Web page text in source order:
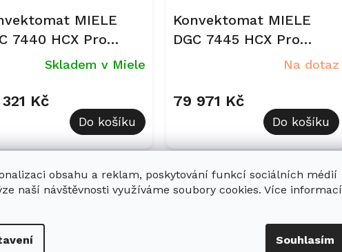
obsahu a reklam, poskytování funkcí sociálních médií
naší návštěvnosti využíváme soubory cookies. Více informací
Souhlasím
MIELE
7440 HCX Pro
černá
Skladem v Miele
Kč
Do košíku
Konvektomat MIELE
DGC 7445 HCX Pro
Na dotaz
79 971 Kč
Do košíku
12305530 Kód: 12092010